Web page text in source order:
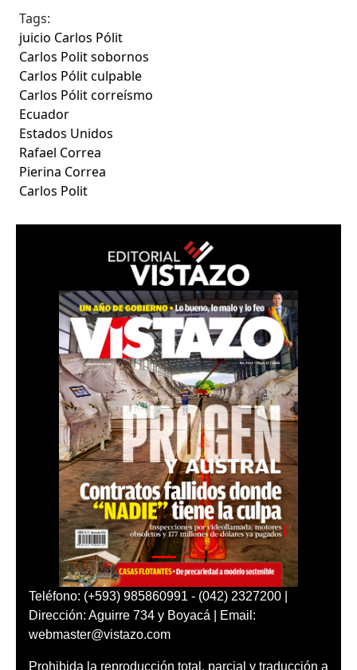
Tags:
juicio Carlos Pólit
Carlos Polit sobornos
Carlos Pólit culpable
Carlos Pólit correísmo
Ecuador
Estados Unidos
Rafael Correa
Pierina Correa
Carlos Polit
Teléfono: (+593) 985860991 - (042) 2327200 |
Dirección: Aguirre 734 y Boyacá | Email:
webmaster@vistazo.com
Prohibida la reproducción total, parcial y traducción a